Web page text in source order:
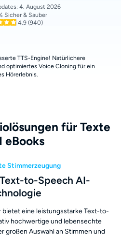
4. August 2026
Sicher & Sauber
4.9 (940)
TTS-Engine! Natürlichere
optimiertes Voice Cloning für ein
Hörerlebnis.
für Texte
eBooks
Stimmerzeugung
to-Speech AI-
bietet eine leistungsstarke Text-to-
hochwertige und lebensechte
großen Auswahl an Stimmen und